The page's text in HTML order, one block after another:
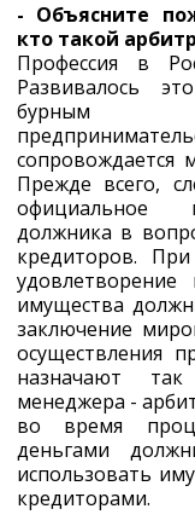
- Объясните
кто такой
Профессия в
Развивалось
бурным
сопровождается
Прежде всего,
официальное
должника в
кредиторов.
имущества
заключение
осуществления
назначают так
менеджера -
во время
деньгами
использовать
кредиторами.